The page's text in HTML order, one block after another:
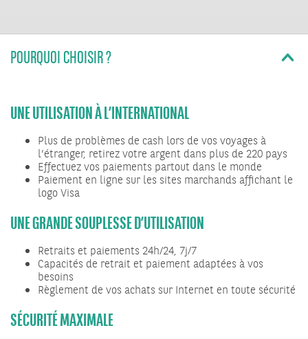
POURQUOI CHOISIR ?
UNE UTILISATION À L’INTERNATIONAL
Plus de problèmes de cash lors de vos voyages à
l’étranger, retirez votre argent dans plus de 220 pays
Effectuez vos paiements partout dans le monde
Paiement en ligne sur les sites marchands affichant le
logo Visa
UNE GRANDE SOUPLESSE D’UTILISATION
Retraits et paiements 24h/24, 7j/7
Capacités de retrait et paiement adaptées à vos
besoins
Règlement de vos achats sur Internet en toute sécurité
SÉCURITÉ MAXIMALE